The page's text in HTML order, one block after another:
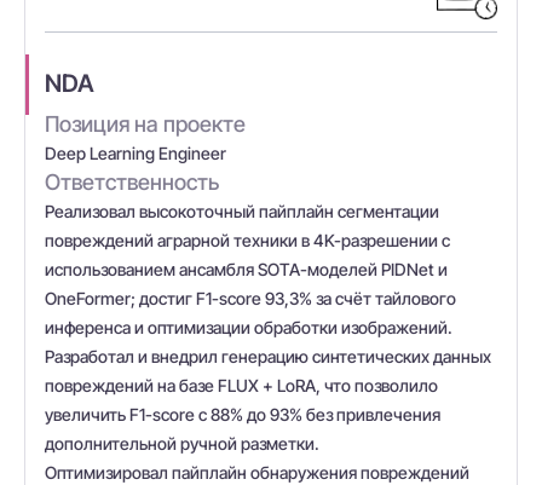
NDA
Позиция на проекте
Deep Learning Engineer
Ответственность
Реализовал высокоточный пайплайн сегментации
повреждений аграрной техники в 4K-разрешении с
использованием ансамбля SOTA-моделей PIDNet и
OneFormer; достиг F1-score 93,3% за счёт тайлового
инференса и оптимизации обработки изображений.
Разработал и внедрил генерацию синтетических данных
повреждений на базе FLUX + LoRA, что позволило
увеличить F1-score с 88% до 93% без привлечения
дополнительной ручной разметки.
Оптимизировал пайплайн обнаружения повреждений